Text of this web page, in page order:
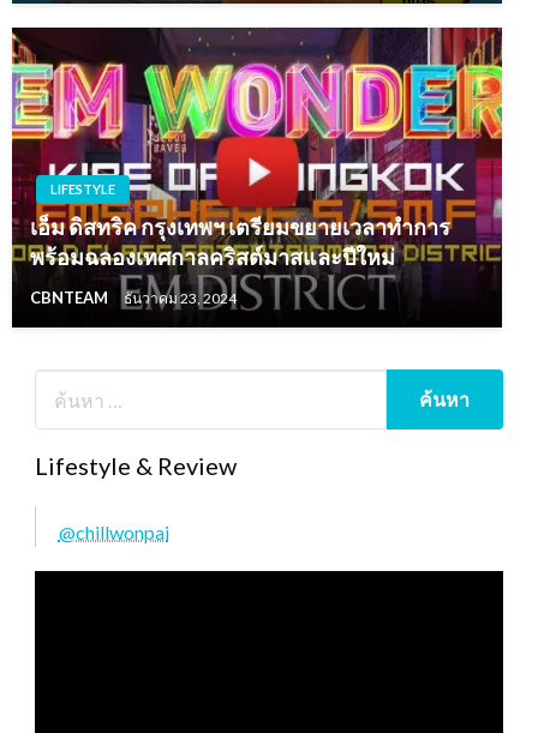
LIFESTYLE
เอ็ม ดิสทริค กรุงเทพฯ เตรียมขยายเวลาทำการ
พร้อมฉลองเทศกาลคริสต์มาสและปีใหม่
CBNTEAM ธันวาคม 23, 2024
Lifestyle & Review
@chillwonpai